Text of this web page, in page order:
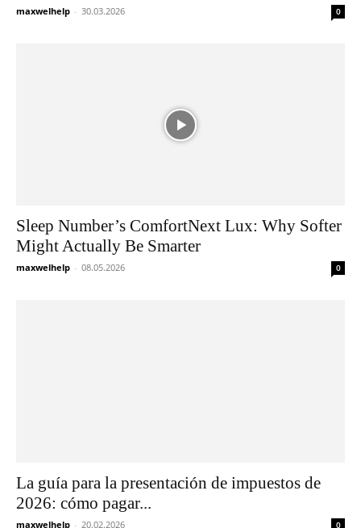
maxwelhelp - 30.03.2026 0
Sleep Number’s ComfortNext Lux: Why Softer
Might Actually Be Smarter
maxwelhelp - 08.05.2026 0
La guía para la presentación de impuestos de
2026: cómo pagar...
maxwelhelp - 20.02.2026 0